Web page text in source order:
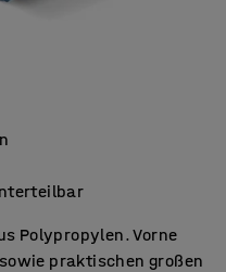
Polypropylen. Vorne
praktischen großen